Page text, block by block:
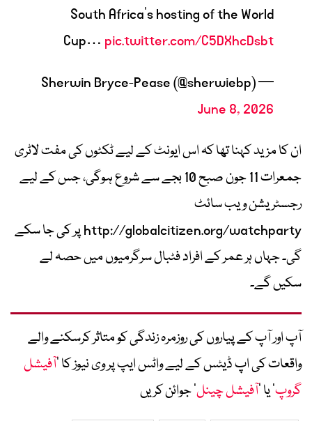
South Africa's hosting of the World
Cup… pic.twitter.com/C5DXhcDsbt
— Sherwin Bryce-Pease (@sherwiebp)
June 8, 2026
ان کا مزید کہنا تھا کہ اس ایونٹ کے لیے ٹکٹوں کی مفت لاٹری
جمعرات 11 جون صبح 10 بجے سے شروع ہوگی، جس کے لیے
رجسٹریشن ویب سائٹ
http://globalcitizen.org/watchparty پر کی جا سکے
گی۔ جہاں ہر عمر کے افراد فٹبال سرگرمیوں میں حصہ لے
سکیں گے۔
آپ اور آپ کے پیاروں کی روزمرہ زندگی کو متاثر کرسکنے والے
واقعات کی اپ ڈیٹس کے لیے واٹس ایپ پر وی نیوز کا ’آفیشل
گروپ‘ یا ’آفیشل چینل‘ جوائن کریں